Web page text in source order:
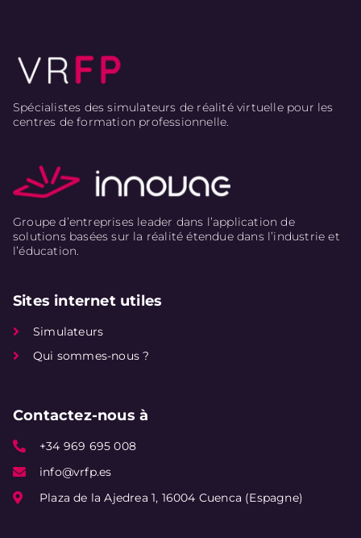
Spécialistes des simulateurs de réalité virtuelle pour les
centres de formation professionnelle.
Groupe d’entreprises leader dans l’application de
solutions basées sur la réalité étendue dans l’industrie et
l’éducation.
Sites internet utiles
Simulateurs
Qui sommes-nous ?
Contactez-nous à
+34 969 695 008
info@vrfp.es
Plaza de la Ajedrea 1, 16004 Cuenca (Espagne)